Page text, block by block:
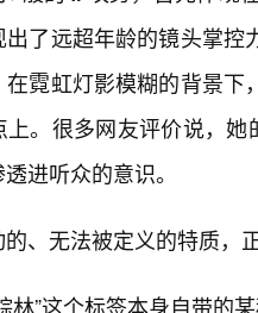
出了远超年龄的镜头掌
在霓虹灯影模糊的背景
上。很多网友评价说，
进听众的意识。
、无法被定义的特质，
林”这个标签本身自带的